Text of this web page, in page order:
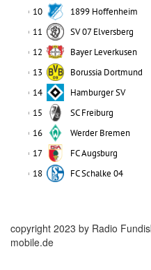
copyright 2023 by Radio
mobile.de